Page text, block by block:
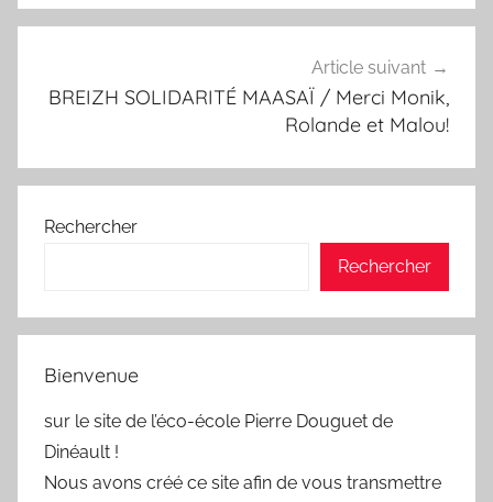
Article suivant
BREIZH SOLIDARITÉ MAASAÏ / Merci Monik,
Rolande et Malou!
Rechercher
Rechercher
Bienvenue
sur le site de l’éco-école Pierre Douguet de
Dinéault !
Nous avons créé ce site afin de vous transmettre